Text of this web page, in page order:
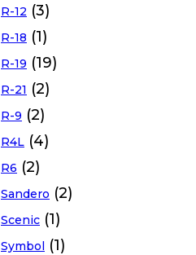
R-12 (3)
R-18 (1)
R-19 (19)
R-21 (2)
R-9 (2)
R4L (4)
R6 (2)
Sandero (2)
Scenic (1)
Symbol (1)